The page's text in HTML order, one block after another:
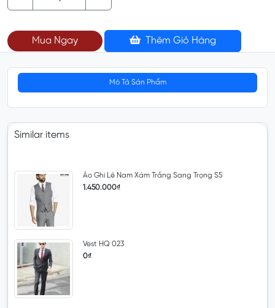
Mua Ngay Thêm Giỏ Hàng
Mô Tả Sản Phẩm
Similar items
Áo Ghi Lê Nam Xám Trắng Sang Trọng S5
1.450.000₫
Vest HQ 023
0₫